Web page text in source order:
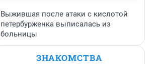
Выжившая после атаки с кислотой
петербурженка выписалась из
больницы
ЗНАКОМСТВА